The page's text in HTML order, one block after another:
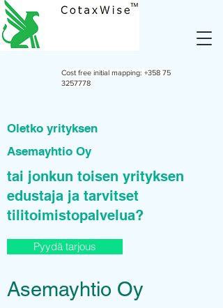
Cost free initial mapping: +358 75
3257778
Oletko yrityksen
Asemayhtio Oy
tai jonkun toisen yrityksen
edustaja ja tarvitset
tilitoimistopalvelua?
Pyydä tarjous
Asemayhtio Oy